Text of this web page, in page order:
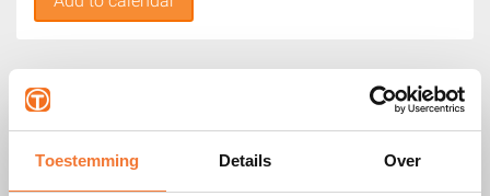
Toestemming Details Over